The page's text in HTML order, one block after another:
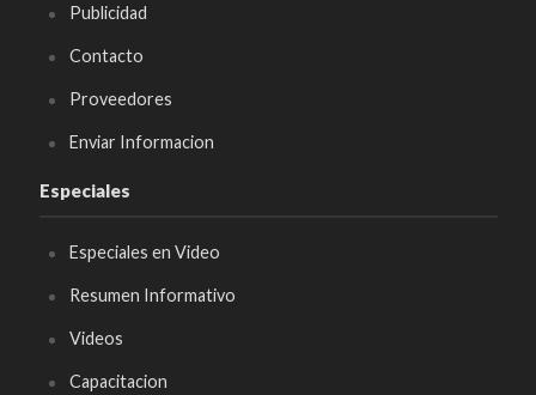
Publicidad
Contacto
Proveedores
Enviar Informacion
Especiales
Especiales en Video
Resumen Informativo
Videos
Capacitacion